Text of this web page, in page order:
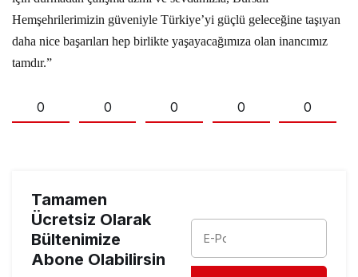
Hemşehrilerimizin güveniyle Türkiye’yi güçlü geleceğine taşıyan
daha nice başarıları hep birlikte yaşayacağımıza olan inancımız
tamdır.”
0 0 0 0 0
Tamamen
Ücretsiz Olarak
Bültenimize
Abone Olabilirsin